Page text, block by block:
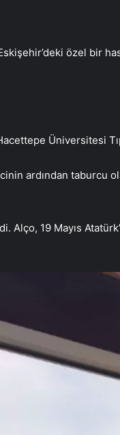
Eskişehir’deki özel bir
Üniversitesi
ardından taburcu
Alço, 19 Mayıs